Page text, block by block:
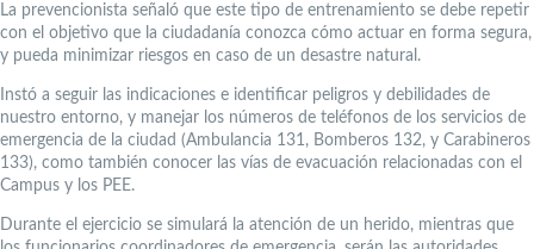
La prevencionista señaló que este tipo de entrenamiento se debe repetir
con el objetivo que la ciudadanía conozca cómo actuar en forma segura,
y pueda minimizar riesgos en caso de un desastre natural.
Instó a seguir las indicaciones e identificar peligros y debilidades de
nuestro entorno, y manejar los números de teléfonos de los servicios de
emergencia de la ciudad (Ambulancia 131, Bomberos 132, y Carabineros
133), como también conocer las vías de evacuación relacionadas con el
Campus y los PEE.
Durante el ejercicio se simulará la atención de un herido, mientras que